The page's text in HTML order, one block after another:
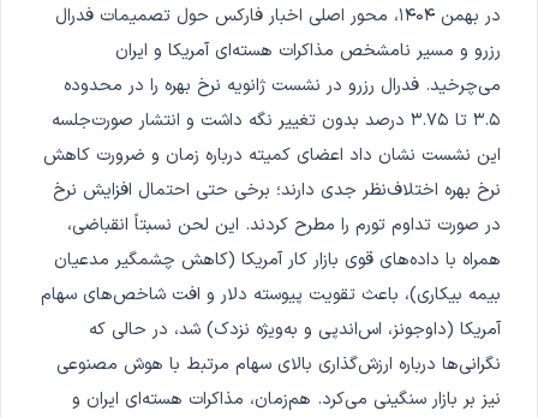
در بهمن ۱۴۰۴، محور اصلی اخبار فارکس حول تصمیمات فدرال
رزرو و مسیر نامشخص مذاکرات هسته‌ای آمریکا و ایران
می‌چرخید. فدرال رزرو در نشست ژانویه نرخ بهره را در محدوده
۳.۵ تا ۳.۷۵ درصد بدون تغییر نگه داشت و انتشار صورت‌جلسه
این نشست نشان داد اعضای کمیته درباره زمان و ضرورت کاهش
نرخ بهره اختلاف‌نظر جدی دارند؛ برخی حتی احتمال افزایش نرخ
در صورت تداوم تورم را مطرح کردند. این لحن نسبتاً انقباضی،
همراه با داده‌های قوی بازار کار آمریکا (کاهش چشمگیر مدعیان
بیمه بیکاری)، باعث تقویت پیوسته دلار و افت شاخص‌های سهام
آمریکا (داوجونز، اس‌اندپی و به‌ویژه نزدک) شد، در حالی که
نگرانی‌ها درباره ارزش‌گذاری بالای سهام مرتبط با هوش مصنوعی
نیز بر بازار سنگینی می‌کرد. هم‌زمان، مذاکرات هسته‌ای ایران و